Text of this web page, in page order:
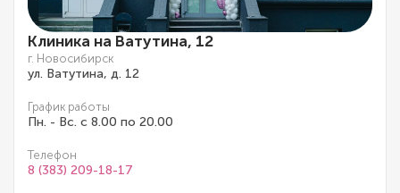
Клиника на Ватутина, 12
г. Новосибирск
ул. Ватутина, д. 12
График работы
Пн. - Вс. с 8.00 по 20.00
Телефон
8 (383) 209-18-17